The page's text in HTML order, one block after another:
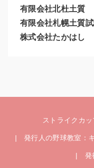
有限会社北杜土質
有限会社札幌土質
株式会社たかはし
ストライクカッ
発行人の野球教室：
発